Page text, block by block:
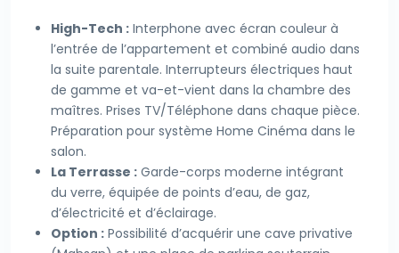
High-Tech : Interphone avec écran couleur à
l’entrée de l’appartement et combiné audio dans
la suite parentale. Interrupteurs électriques haut
de gamme et va-et-vient dans la chambre des
maîtres. Prises TV/Téléphone dans chaque pièce.
Préparation pour système Home Cinéma dans le
salon.
La Terrasse : Garde-corps moderne intégrant
du verre, équipée de points d’eau, de gaz,
d’électricité et d’éclairage.
Option : Possibilité d’acquérir une cave privative